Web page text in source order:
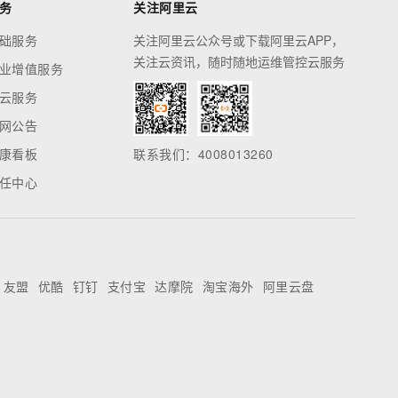
服务
增值服务
服务
公告
看板
中心
关注阿里云
关注阿里云公众号或下载阿里云APP，
关注云资讯，随时随地运维管控云服务
联系我们：4008013260
友盟 优酷 钉钉 支付宝 达摩院 淘宝海外 阿里云盘